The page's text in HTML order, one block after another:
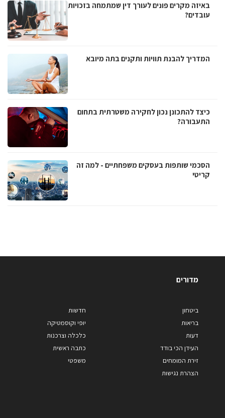
באיזה מקרים פונים לעורך דין שמתמחה בזכויות
עובדים?
המדריך להבנת תוויות ותקנים בתה מיובא
כיצד להתכונן נכון לחקירה משטרתית בתחום
התעבורה?
הסכמי שותפות בעסקים משפחתיים - למה זה
קריטי
מדורים
ביטחון
בריאות
דעות
העידן הכי בודד
זירת המומחים
הצהרת נגישות
חדשות
יופי וקוסמטיקה
כלכלה וצרכנות
כתבה ראשית
משפטי